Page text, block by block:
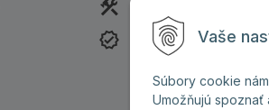
Vaše
Súbory cookie
Umožňujú spoznať
S montážou
Istota servisu na 30